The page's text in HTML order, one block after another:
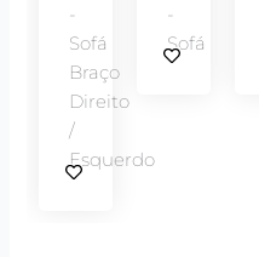
-
Sofá
Braço
Direito
/
Esquerdo
-
Sofá